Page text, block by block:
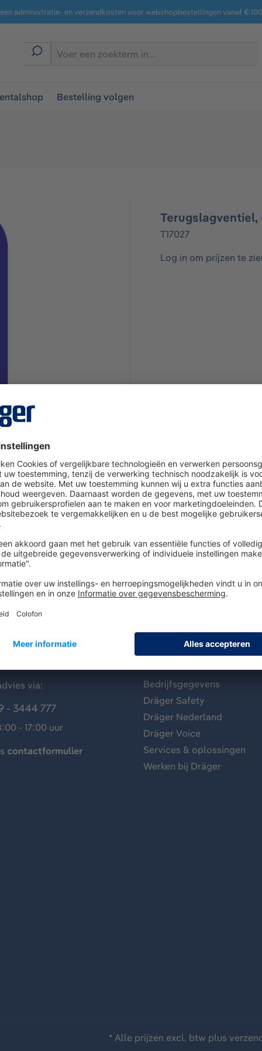
administratie- en verzendkosten voor webshopbestellingen vanaf €
Bestelling volgen
T17027
Log in om prijzen te
via:
- 3444 777
- 17:00 uur
contactformulier
Bedrijfsgegevens
Dräger Safety
Dräger Nederland
Dräger Voice
Services & oplossingen
Werken bij Dräger
* Alle prijzen excl. btw plus